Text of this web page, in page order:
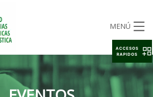
MENÚ
ACCESOS
RAPIDOS